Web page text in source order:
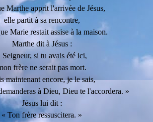
Marthe apprit l'arrivée de Jésus,
elle partit à sa rencontre,
Marie restait assise à la maison.
Marthe dit à Jésus :
Seigneur, si tu avais été ici,
frère ne serait pas mort.
maintenant encore, je le sais,
à Dieu, Dieu te l'accordera. »
Jésus lui dit :
« Ton frère ressuscitera. »